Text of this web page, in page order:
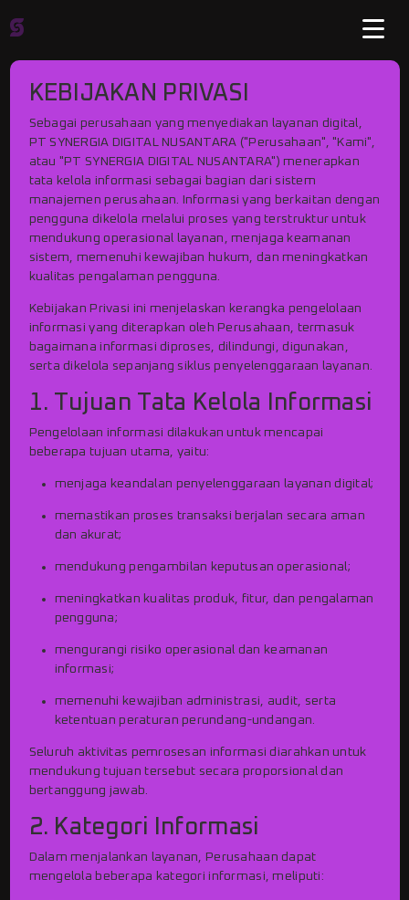
KEBIJAKAN PRIVASI
Sebagai perusahaan yang menyediakan layanan digital,
PT SYNERGIA DIGITAL NUSANTARA ("Perusahaan", "Kami",
atau "PT SYNERGIA DIGITAL NUSANTARA") menerapkan
tata kelola informasi sebagai bagian dari sistem
manajemen perusahaan. Informasi yang berkaitan dengan
pengguna dikelola melalui proses yang terstruktur untuk
mendukung operasional layanan, menjaga keamanan
sistem, memenuhi kewajiban hukum, dan meningkatkan
kualitas pengalaman pengguna.
Kebijakan Privasi ini menjelaskan kerangka pengelolaan
informasi yang diterapkan oleh Perusahaan, termasuk
bagaimana informasi diproses, dilindungi, digunakan,
serta dikelola sepanjang siklus penyelenggaraan layanan.
1. Tujuan Tata Kelola Informasi
Pengelolaan informasi dilakukan untuk mencapai
beberapa tujuan utama, yaitu:
menjaga keandalan penyelenggaraan layanan digital;
memastikan proses transaksi berjalan secara aman
dan akurat;
mendukung pengambilan keputusan operasional;
meningkatkan kualitas produk, fitur, dan pengalaman
pengguna;
mengurangi risiko operasional dan keamanan
informasi;
memenuhi kewajiban administrasi, audit, serta
ketentuan peraturan perundang-undangan.
Seluruh aktivitas pemrosesan informasi diarahkan untuk
mendukung tujuan tersebut secara proporsional dan
bertanggung jawab.
2. Kategori Informasi
Dalam menjalankan layanan, Perusahaan dapat
mengelola beberapa kategori informasi, meliputi: